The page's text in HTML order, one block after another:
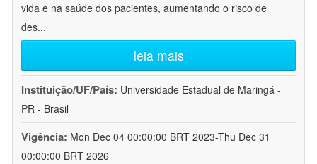
vida e na saúde dos pacientes, aumentando o risco de
des...
leia mais
Instituição/UF/País: Universidade Estadual de Maringá -
PR - Brasil
Vigência: Mon Dec 04 00:00:00 BRT 2023-Thu Dec 31
00:00:00 BRT 2026